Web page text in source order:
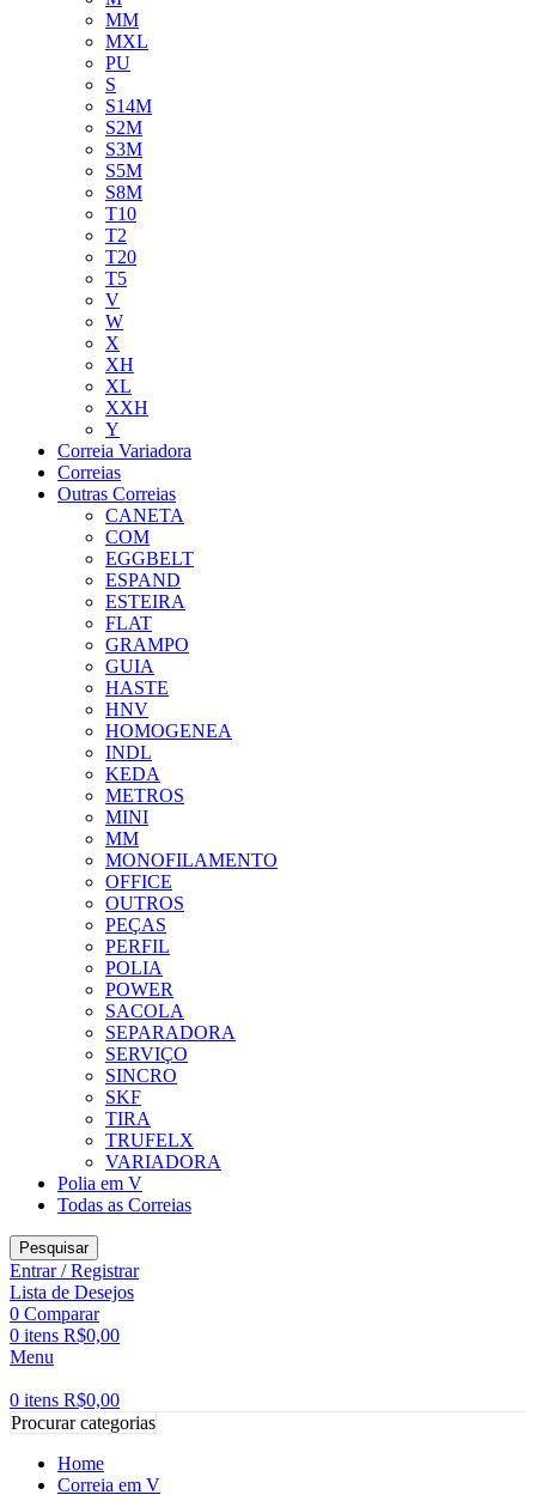
MM
MXL
PU
S
S14M
S2M
S3M
S5M
S8M
T10
T2
T20
T5
V
W
X
XH
XL
XXH
Y
Correia Variadora
Correias
Outras Correias
CANETA
COM
EGGBELT
ESPAND
ESTEIRA
FLAT
GRAMPO
GUIA
HASTE
HNV
HOMOGENEA
INDL
KEDA
METROS
MINI
MM
MONOFILAMENTO
OFFICE
OUTROS
PEÇAS
PERFIL
POLIA
POWER
SACOLA
SEPARADORA
SERVIÇO
SINCRO
SKF
TIRA
TRUFELX
VARIADORA
Polia em V
Todas as Correias
Pesquisar
Entrar / Registrar
Lista de Desejos
0 Comparar
0 itens R$0,00
Menu
0 itens R$0,00
Procurar categorias
Home
Correia em V